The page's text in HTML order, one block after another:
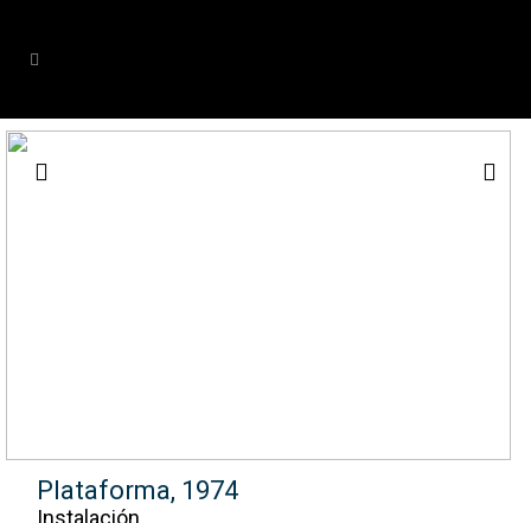
Plataforma, 1974
Instalación